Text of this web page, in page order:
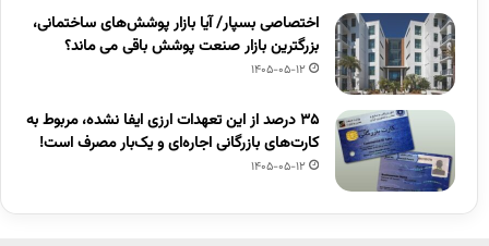
اختصاصی بسپار/ آیا بازار پوشش‌های ساختمانی،
بزرگترین بازار صنعت پوشش باقی می ماند؟
1405-05-12
۳۵ درصد از این تعهدات ارزی ایفا نشده، مربوط به
کارت‌های بازرگانی اجاره‌ای و یک‌بار مصرف است!
1405-05-12